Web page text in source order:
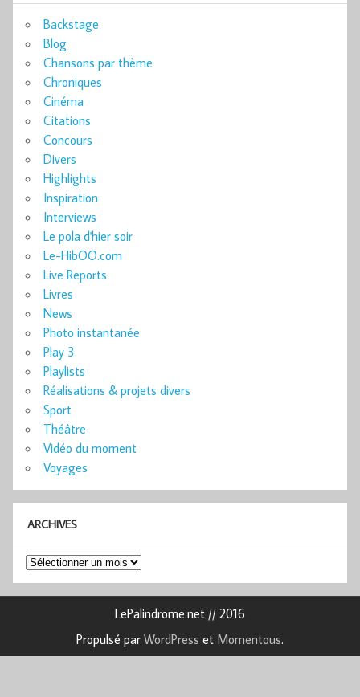
Backstage
Blog
Chansons par thème
Chroniques
Cinéma
Citations
Concours
Divers
Highlights
Inspiration
Interviews
Le pola d'hier soir
Le-HibOO.com
Live Reports
Livres
News
Photo instantanée
Play 3
Playlists
Réalisations & projets divers
Sport
Théâtre
Vidéo du moment
Voyages
ARCHIVES
Archives
LePalindrome.net // 2016
Propulsé par WordPress et Momentous.